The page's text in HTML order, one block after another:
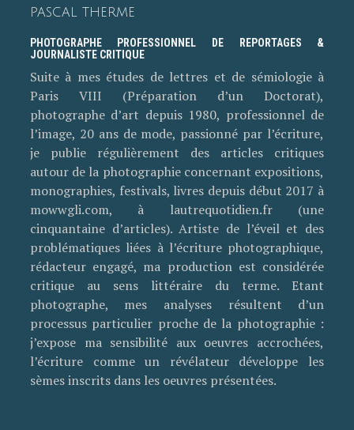
PASCAL THERME
PHOTOGRAPHE PROFESSIONNEL DE REPORTAGES &
JOURNALISTE CRITIQUE
Suite à mes études de lettres et de sémiologie à
Paris VIII (Préparation d’un Doctorat),
photographe d’art depuis 1980, professionnel de
l’image, 20 ans de mode, passionné par l’écriture,
je publie régulièrement des articles critiques
autour de la photographie concernant expositions,
monographies, festivals, livres depuis début 2017 à
mowwgli.com, à lautrequotidien.fr (une
cinquantaine d’articles). Artiste de l’éveil et des
problématiques liées à l’écriture photographique,
rédacteur engagé, ma production est considérée
critique au sens littéraire du terme. Etant
photographe, mes analyses résultent d’un
processus particulier proche de la photographie :
j’expose ma sensibilité aux oeuvres accrochées,
l’écriture comme un révélateur développe les
sèmes inscrits dans les oeuvres présentées.